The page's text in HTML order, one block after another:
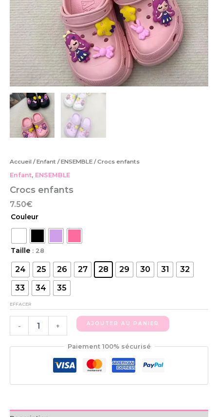
Accueil /Enfant /ENSEMBLE / Crocs enfants
Enfant, ENSEMBLE
Crocs enfants
7.50€
Couleur
Taille : 28
24 25 26 27 28 29 30 31
32
33
34 35
EFFACER
- + AJOUTER AU PANIER
Paiement 100% sécurisé